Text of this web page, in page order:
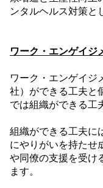
ンタルヘルス対策と
ワーク・エンゲイジ
ワーク・エンゲイジ
社）ができる工夫と
では組織ができる工
組織ができる工夫に
にやりがいを持たせ
や同僚の支援を受け
ます。